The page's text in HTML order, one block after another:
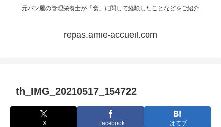
元パン屋の管理栄養士が「食」に関して経験したことなどをご紹介
repas.amie-accueil.com
th_IMG_20210517_154722
X Facebook はてブ